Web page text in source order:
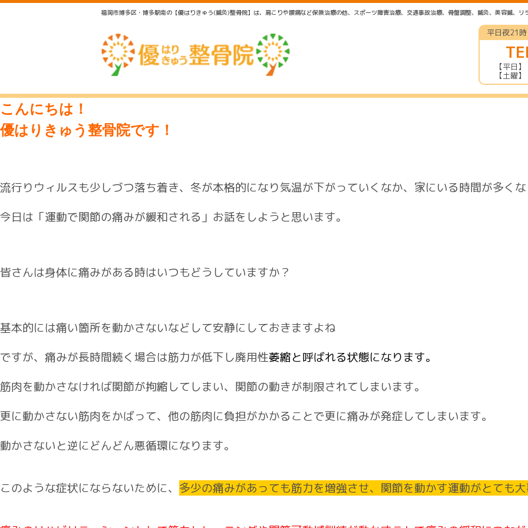
福岡市博多区・博多駅南の【優はりきゅう(鍼灸)整骨院】は、肩こりや腰痛など保険治療の他、スポーツ障害治療、交通事故治療、骨盤調整、鍼灸、美容鍼、リ
平日夜21
【平日
【土曜
こんにちは！
優はりきゅう整骨院です！
流行りウィルスも少しづつ落ち着き、冬が本格的になり気温が下がっていくなか、家にいる時間が多くな
今日は「運動で関節の痛みが緩和される」お話をしようと思います。
皆さんは身体に痛みがある時はいつもどうしていますか？
基本的には痛い箇所を動かさないなどして安静にしておきますよね
ですが、痛みが長時間続く場合は筋力が低下し廃用性萎縮と呼ばれる状態になります。
筋肉を動かさなければ関節が拘縮してしまい、関節の動きが制限されてしまいます。
更に動かさない筋肉をかばって、他の筋肉に負担がかかることで更に痛みが発症してしまいます。
動かさないと逆にどんどん悪循環になります。
このような症状にならないために、 多少の痛みがあっても筋力を増強させ、関節を動かす運動がとても大